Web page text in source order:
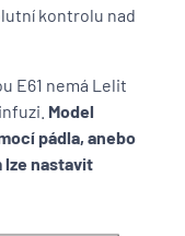
kontrolu nad
E61 nemá Lelit
Model
pádla, anebo
nastavit